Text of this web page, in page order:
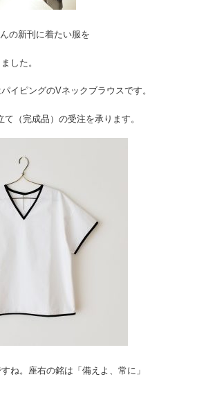
の新刊に着たい服を
した。
イピングのVネックブラウスです。
（完成品）の受注を承ります。
ね。座右の銘は「備えよ、常に」